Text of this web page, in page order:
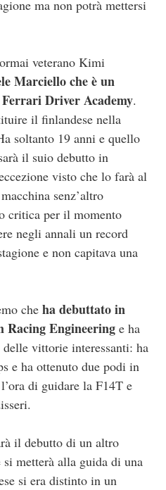
ma non potrà mettersi
veterano Kimi
Marciello che è un
Driver Academy.
il finlandese nella
soltanto 19 anni e quello
il suio debutto in
visto che lo farà al
senz’altro
critica per il momento
negli annali un record
e non capitava una
che ha debuttato in
Racing Engineering e ha
vittorie interessanti: ha
e ha ottenuto due podi in
di guidare la F14T e
il debutto di un altro
metterà alla guida di una
si era distinto in un